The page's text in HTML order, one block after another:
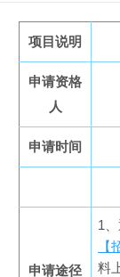
项目说明
申请资格
人
申请时间
申请途径
1
【
料